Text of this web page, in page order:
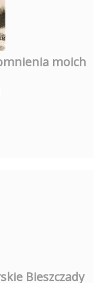
moich
Bieszczady